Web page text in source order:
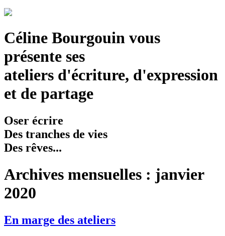
Céline Bourgouin vous
présente ses
ateliers d'écriture, d'expression
et de partage
Oser écrire
Des tranches de vies
Des rêves...
Archives mensuelles : janvier
2020
En marge des ateliers